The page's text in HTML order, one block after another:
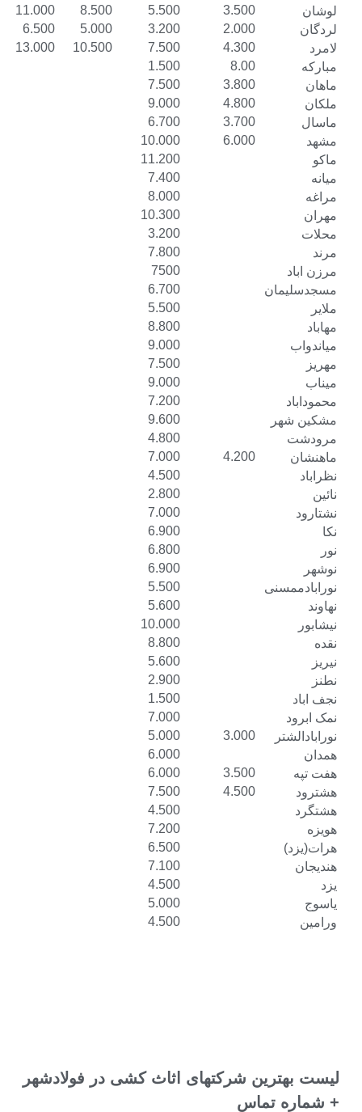
3.500
5.500
8.500
11.000
14.000
2.000
3.200
5.000
6.500
8.500
4.300
7.500
10.500
13.000
15.500
8.00
1.500
3.800
7.500
4.800
9.000
3.700
6.700
6.000
10.000
6.700
4.200
7.000
5.500
3.000
5.000
3.500
6.000
4.500
7.500
شرکتهای اثاث کشی در فولادشهر